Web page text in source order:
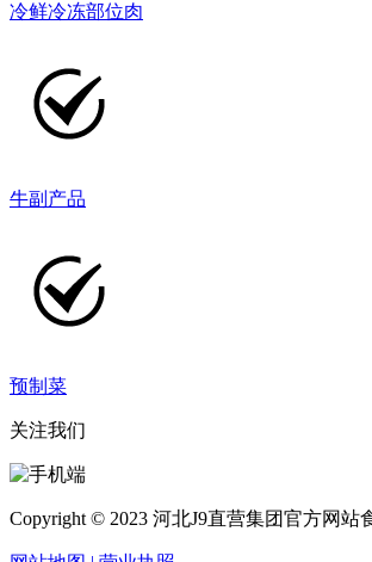
冷鲜冷冻部位肉
牛副产品
预制菜
关注我们
Copyright © 2023 河北J9直营集团官方网站